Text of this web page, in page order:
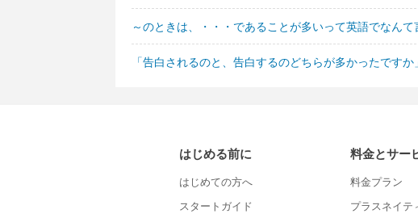
～のときは、・・・であることが多いって英語でなんて
「告白されるのと、告白するのどちらが多かったです
はじめる前に
はじめての方へ
スタートガイド
料金とサー
料金プラン
プラスネイテ